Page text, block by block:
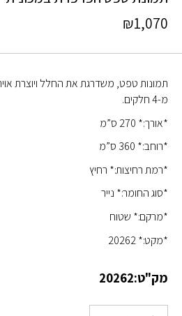
₪1,070
תמונות טפט, משדרגת את החלל ויוצרת
מ-4 חלקים.
*אורך:* 270 ס”מ
*רוחב:* 360 ס”מ
*רמת רחיצות:* רחיץ
*סוג החומר:* נייר
*מרקם:* שטוח
*מקט:* 20262
מק"ט:20262